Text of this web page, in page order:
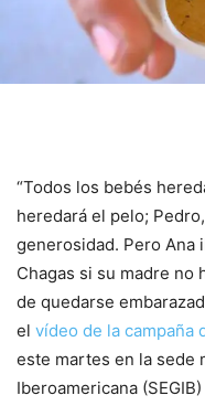
“Todos los bebés
heredará el pelo;
generosidad. Pero Ana
Chagas si su madre no
de quedarse
el vídeo de la campaña
este martes en la sede
Iberoamericana